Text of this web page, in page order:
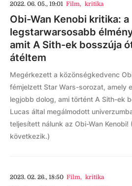
2022. 06. 05., 19:01 Film, kritika
Obi-Wan Kenobi kritika: a
legstarwarsosabb
amit A Sith-ek bosszúja
átéltem
Megérkezett a közönségkedvenc
fémjelzett Star Wars-sorozat, amely
legjobb dolog, ami történt A Sith-ek
Lucas által megálmodott
teljesített nálunk az Obi-Wan
következik.)
2023. 02. 26., 18:50 Film, kritika